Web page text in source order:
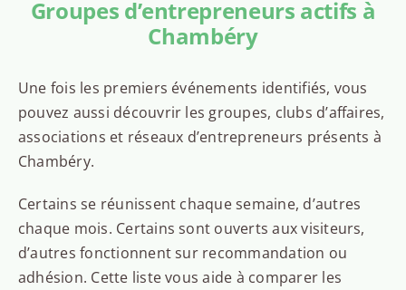
Groupes d’entrepreneurs actifs à
Chambéry
Une fois les premiers événements identifiés, vous
pouvez aussi découvrir les groupes, clubs d’affaires,
associations et réseaux d’entrepreneurs présents à
Chambéry.
Certains se réunissent chaque semaine, d’autres
chaque mois. Certains sont ouverts aux visiteurs,
d’autres fonctionnent sur recommandation ou
adhésion. Cette liste vous aide à comparer les